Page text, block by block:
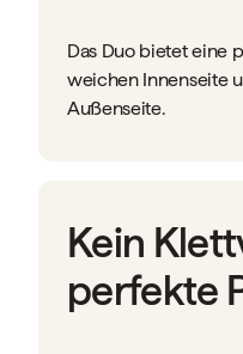
Das Duo bietet eine
weichen Innenseite
Außenseite.
Kein
perfekte